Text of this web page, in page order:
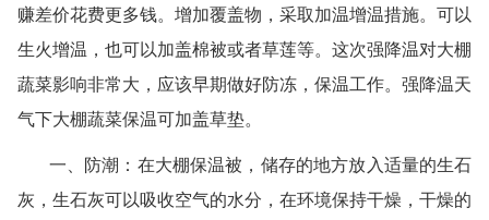
赚差价花费更多钱。增加覆盖物，采取加温增温措施。可以
生火增温，也可以加盖棉被或者草莲等。这次强降温对大棚
蔬菜影响非常大，应该早期做好防冻，保温工作。强降温天
气下大棚蔬菜保温可加盖草垫。
一、防潮：在大棚保温被，储存的地方放入适量的生石
灰，生石灰可以吸收空气的水分，在环境保持干燥，干燥的